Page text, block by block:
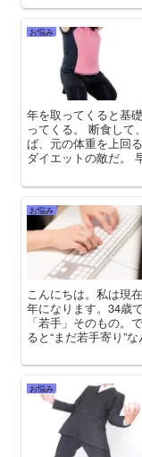
お悩み
年を取ってくると基
ってくる。 断食して
ば、元の体重を上回
ダイエットの敵だ。
お悩み
こんにちは。私は現
年になります。34歳
「若手」そのもの。
ると“まだ若手寄り”
お悩み